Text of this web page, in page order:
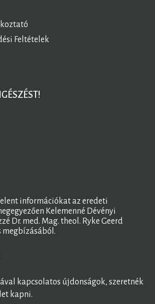
Feltételek
információkat az eredeti
Kelemenné Dévényi
Dr. med. Mag. theol. Ryke Geerd
megbízásából.
kapcsolatos újdonságok, szeretnék
kapni.